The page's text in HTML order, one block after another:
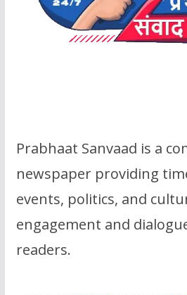
Prabhaat Sanvaad is a
newspaper providing
events, politics, and
engagement and
readers.